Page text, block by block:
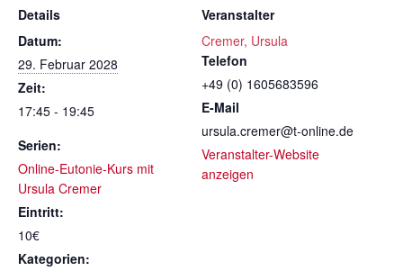
Details
Datum:
29. Februar 2028
Zeit:
17:45 - 19:45
Serien:
Online-Eutonie-Kurs mit
Ursula Cremer
Eintritt:
10€
Kategorien:
Veranstalter
Cremer, Ursula
Telefon
+49 (0) 1605683596
E-Mail
ursula.cremer@t-online.de
Veranstalter-Website
anzeigen